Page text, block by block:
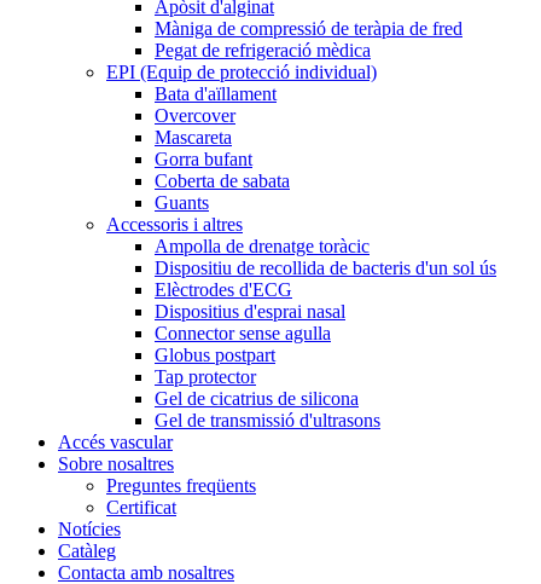
Apòsit d'alginat
Màniga de compressió de teràpia de fred
Pegat de refrigeració mèdica
EPI (Equip de protecció individual)
Bata d'aïllament
Overcover
Mascareta
Gorra bufant
Coberta de sabata
Guants
Accessoris i altres
Ampolla de drenatge toràcic
Dispositiu de recollida de bacteris d'un sol ús
Elèctrodes d'ECG
Dispositius d'esprai nasal
Connector sense agulla
Globus postpart
Tap protector
Gel de cicatrius de silicona
Gel de transmissió d'ultrasons
Accés vascular
Sobre nosaltres
Preguntes freqüents
Certificat
Notícies
Catàleg
Contacta amb nosaltres